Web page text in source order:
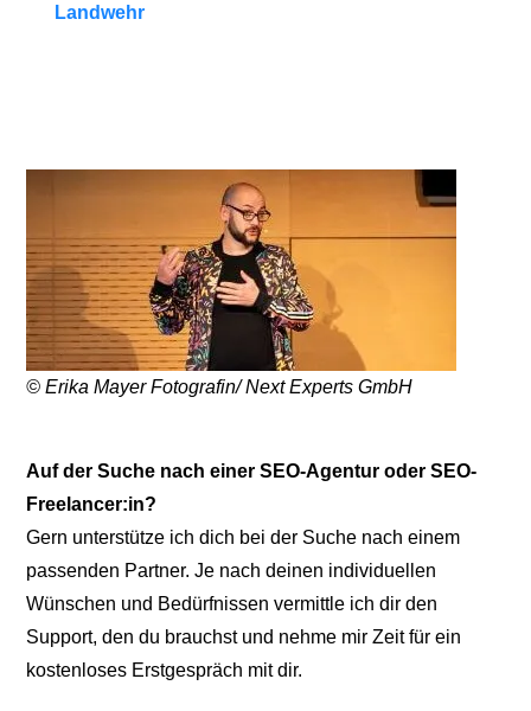
Landwehr
© Erika Mayer Fotografin/ Next Experts GmbH
Auf der Suche nach einer SEO-Agentur oder SEO-
Freelancer:in?
Gern unterstütze ich dich bei der Suche nach einem
passenden Partner. Je nach deinen individuellen
Wünschen und Bedürfnissen vermittle ich dir den
Support, den du brauchst und nehme mir Zeit für ein
kostenloses Erstgespräch mit dir.